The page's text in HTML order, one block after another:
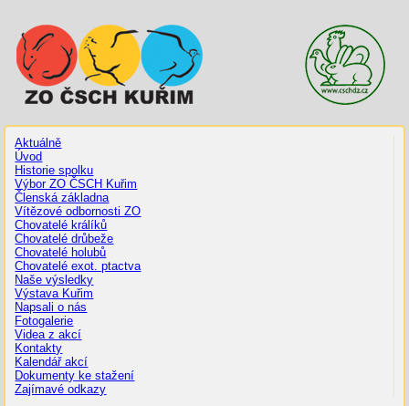
Aktuálně
Úvod
Historie spolku
Výbor ZO ČSCH Kuřim
Členská základna
Vítězové odbornosti ZO
Chovatelé králíků
Chovatelé drůbeže
Chovatelé holubů
Chovatelé exot. ptactva
Naše výsledky
Výstava Kuřim
Napsali o nás
Fotogalerie
Videa z akcí
Kontakty
Kalendář akcí
Dokumenty ke stažení
Zajímavé odkazy